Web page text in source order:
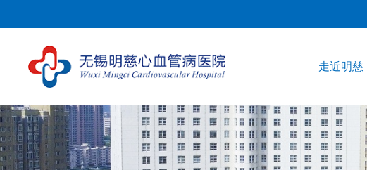
走近明慈